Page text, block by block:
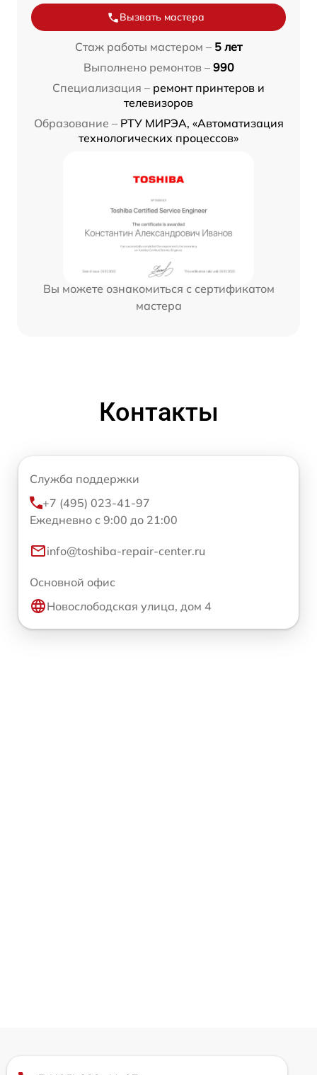
Вызвать мастера
Стаж работы мастером – 5 лет
Выполнено ремонтов – 990
Специализация – ремонт принтеров и
телевизоров
Образование – РТУ МИРЭА, «Автоматизация
технологических процессов»
Вы можете ознакомиться с сертификатом
мастера
Контакты
Служба поддержки
+7 (495) 023-41-97
Ежедневно с 9:00 до 21:00
info@toshiba-repair-center.ru
Основной офис
Новослободская улица, дом 4